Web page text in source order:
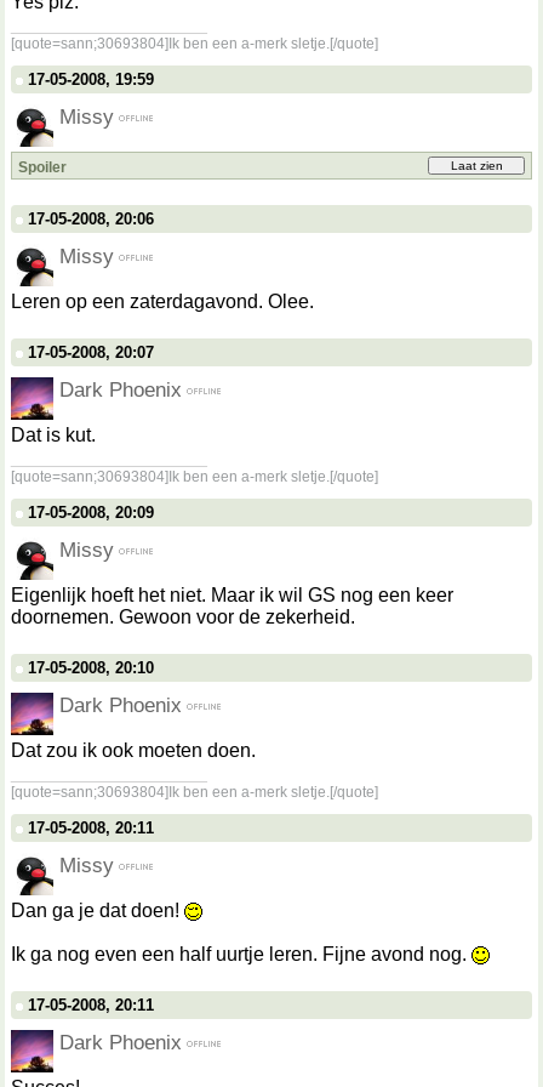
[quote=sann;30693804]Ik ben een a-merk sletje.[/quote]
17-05-2008, 19:59
Missy
Spoiler
17-05-2008, 20:06
Missy
Leren op een zaterdagavond. Olee.
17-05-2008, 20:07
Dark Phoenix
Dat is kut.
[quote=sann;30693804]Ik ben een a-merk sletje.[/quote]
17-05-2008, 20:09
Missy
Eigenlijk hoeft het niet. Maar ik wil GS nog een keer
doornemen. Gewoon voor de zekerheid.
17-05-2008, 20:10
Dark Phoenix
Dat zou ik ook moeten doen.
[quote=sann;30693804]Ik ben een a-merk sletje.[/quote]
17-05-2008, 20:11
Missy
Dan ga je dat doen!
Ik ga nog even een half uurtje leren. Fijne avond nog.
17-05-2008, 20:11
Dark Phoenix